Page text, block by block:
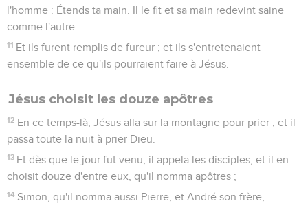
l'homme : Étends ta main. Il le fit et sa main redevint saine
comme l'autre.
11 Et ils furent remplis de fureur ; et ils s'entretenaient
ensemble de ce qu'ils pourraient faire à Jésus.
Jésus choisit les douze apôtres
12 En ce temps-là, Jésus alla sur la montagne pour prier ; et il
passa toute la nuit à prier Dieu.
13 Et dès que le jour fut venu, il appela les disciples, et il en
choisit douze d'entre eux, qu'il nomma apôtres ;
14 Simon, qu'il nomma aussi Pierre, et André son frère,